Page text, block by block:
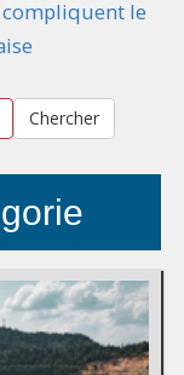
le
Chercher